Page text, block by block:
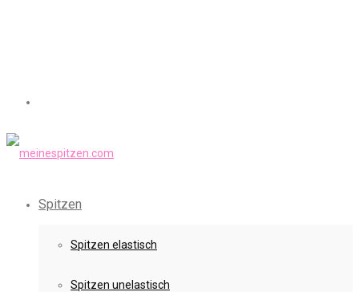
Spitzen
Spitzen elastisch
Spitzen unelastisch